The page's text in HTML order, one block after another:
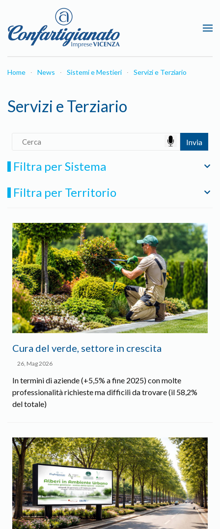
Passa al contenuto principale
Home News Sistemi e Mestieri Servizi e Terziario
Servizi e Terziario
Filtra per Sistema
Filtra per Territorio
Cura del verde, settore in crescita
26, Mag 2026
In termini di aziende (+5,5% a fine 2025) con molte
professionalità richieste ma difficili da trovare (il 58,2%
del totale)